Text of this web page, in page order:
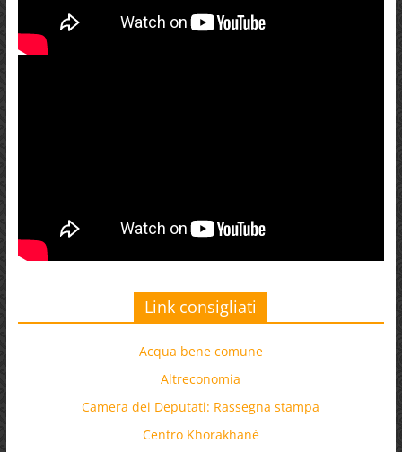
Link consigliati
Acqua bene comune
Altreconomia
Camera dei Deputati: Rassegna stampa
Centro Khorakhanè